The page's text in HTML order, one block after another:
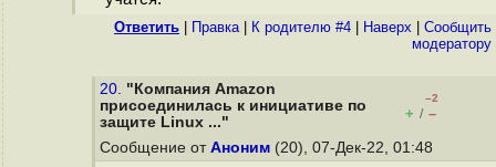
Ответить Правка| К родителю #4 Наверх
Cообщить
модератору
20. "Компания Amazon
присоединилась к инициативе по
защите Linux ..."
–2
+ / –
Сообщение от Аноним (20), 07-Дек-22, 01:48